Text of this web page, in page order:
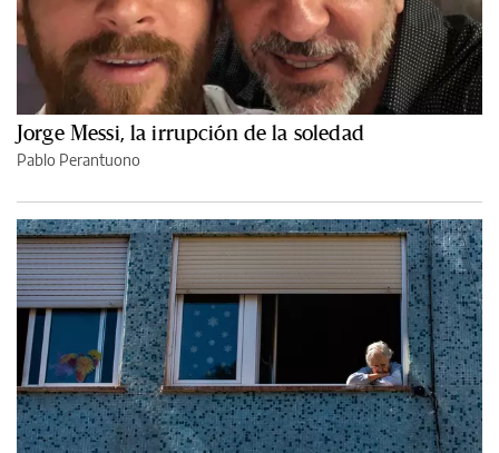
Jorge Messi, la irrupción de la soledad
Pablo Perantuono